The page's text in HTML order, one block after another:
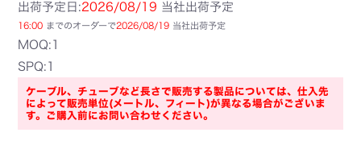
出荷予定日:2026/08/19 当社出荷予定
16:00 までのオーダーで2026/08/19 当社出荷予定
MOQ:1
SPQ:1
ケーブル、チューブなど長さで販売する製品については、仕入先
によって販売単位(メートル、フィート)が異なる場合がございま
す。ご購入前にお問い合わせください。